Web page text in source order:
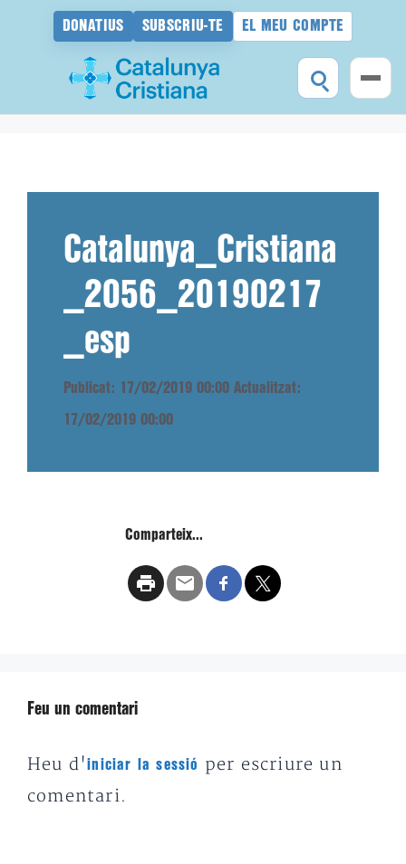
DONATIUS SUBSCRIU-TE EL MEU COMPTE
Catalunya_Cristiana
_2056_20190217
_esp
Publicat: 17/02/2019 00:00 Actualitzat:
17/02/2019 00:00
Comparteix...
Feu un comentari
Heu d'iniciar la sessió
per escriure un
comentari.